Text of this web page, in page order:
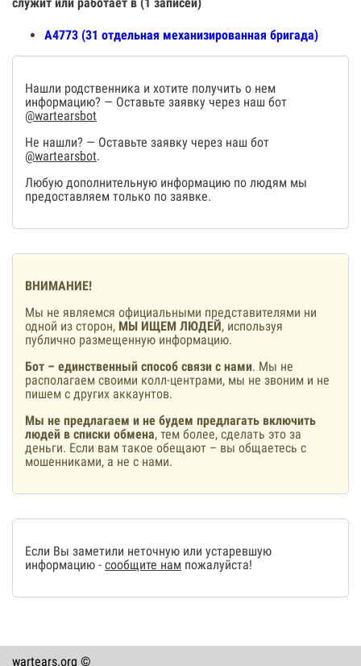
А4773 (31 отдельная механизированная бригада)
Нашли родственника и хотите получить о нем
информацию? — Оставьте заявку через наш бот
@wartearsbot
Не нашли? — Оставьте заявку через наш бот
@wartearsbot.
Любую дополнительную информацию по людям мы
предоставляем только по заявке.
ВНИМАНИЕ!
Мы не являемся официальными представителями ни
одной из сторон, МЫ ИЩЕМ ЛЮДЕЙ, используя
публично размещенную информацию.
Бот – единственный способ связи с нами. Мы не
располагаем своими колл-центрами, мы не звоним и не
пишем с других аккаунтов.
Мы не предлагаем и не будем предлагать включить
людей в списки обмена, тем более, сделать это за
деньги. Если вам такое обещают – вы общаетесь с
мошенниками, а не с нами.
Если Вы заметили неточную или устаревшую
информацию - сообщите нам пожалуйста!
wartears.org ©